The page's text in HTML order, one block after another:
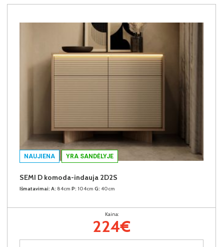
NAUJIENA YRA SANDĖLYJE
SEMI D komoda-indauja 2D2S
Išmatavimai: A: 84cm P: 104cm G: 40cm
Kaina:
224€